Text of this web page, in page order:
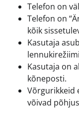
Telefon on
Telefon on
kõik
Kasutaja
Kasutaja on
kõneposti.
Võrgurikkeid
võivad